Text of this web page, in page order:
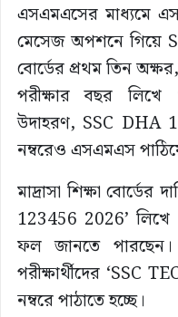
এসএমএসের মাধ্যমে
মেসেজ অপশনে গিয়ে
বোর্ডের প্রথম তিন
পরীক্ষার বছর লিখে
উদাহরণ, SSC DHA
নম্বরেও এসএমএস
মাদ্রাসা শিক্ষা বোর্ডের
123456 2026’ লিখে
ফল জানতে পারছেন।
পরীক্ষার্থীদের ‘SSC
নম্বরে পাঠাতে হচ্ছে।